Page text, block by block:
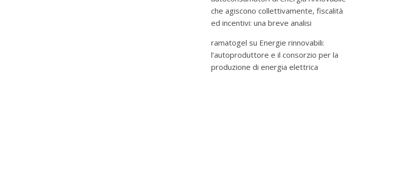
che agiscono collettivamente, fiscalità
ed incentivi: una breve analisi
ramatogel su Energie rinnovabili:
l’autoproduttore e il consorzio per la
produzione di energia elettrica